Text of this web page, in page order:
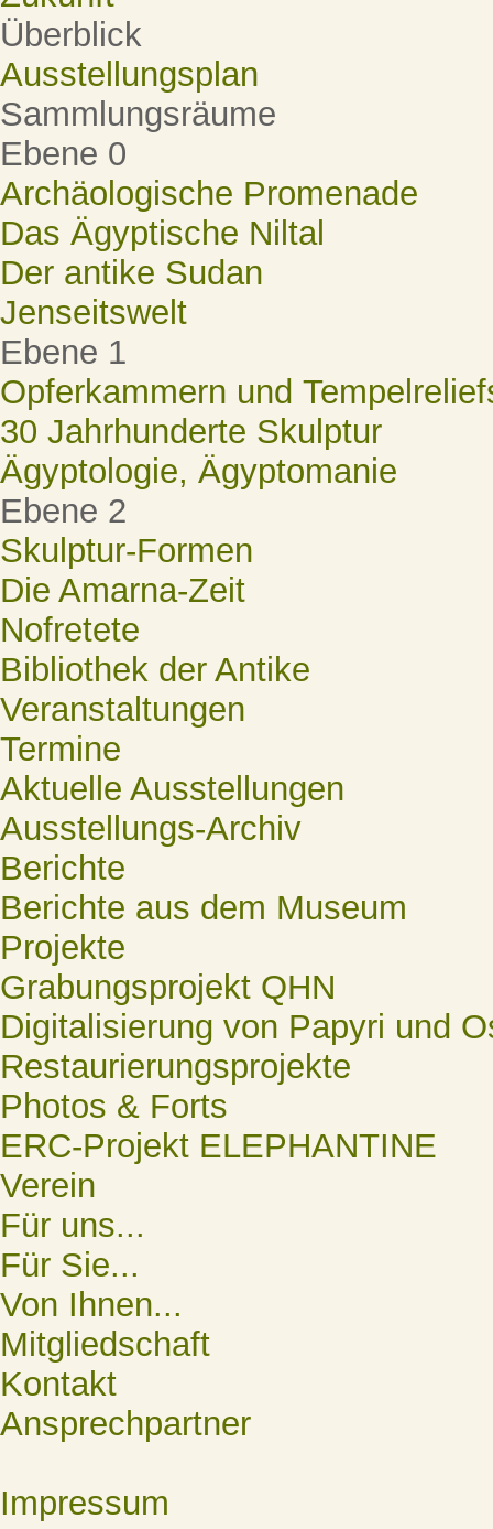
Überblick
Ausstellungsplan
Sammlungsräume
Ebene 0
Archäologische Promenade
Das Ägyptische Niltal
Der antike Sudan
Jenseitswelt
Ebene 1
Opferkammern und
30 Jahrhunderte Skulptur
Ägyptologie, Ägyptomanie
Ebene 2
Skulptur-Formen
Die Amarna-Zeit
Nofretete
Bibliothek der Antike
Veranstaltungen
Termine
Aktuelle Ausstellungen
Ausstellungs-Archiv
Berichte
Berichte aus dem Museum
Projekte
Grabungsprojekt QHN
Digitalisierung von Papyri und
Restaurierungsprojekte
Photos & Forts
ERC-Projekt ELEPHANTINE
Verein
Für uns...
Für Sie...
Von Ihnen...
Mitgliedschaft
Kontakt
Ansprechpartner
Impressum